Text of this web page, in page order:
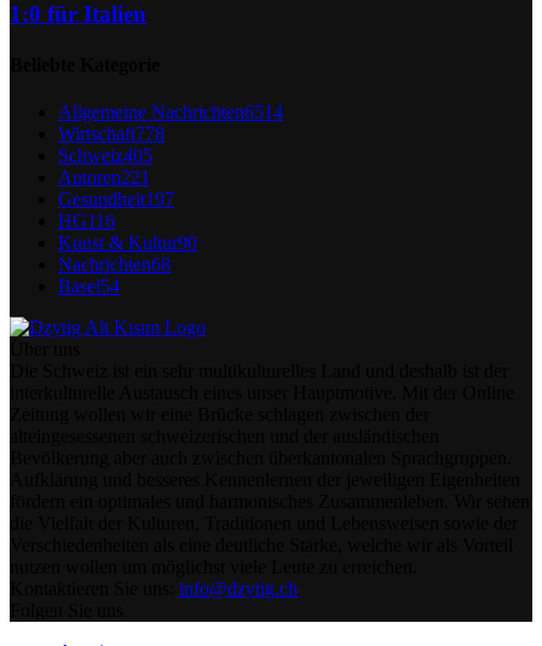
1:0 für Italien
Allgemeine Nachrichten6514
Wirtschaft778
Schweiz405
Autoren221
Gesundheit197
HG116
Kunst & Kultur90
Nachrichten68
Basel54
info@dzytig.ch